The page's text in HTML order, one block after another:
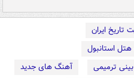
تاریخ ایران
هتل استانبول
ترمیمی
آهنگ های جدید